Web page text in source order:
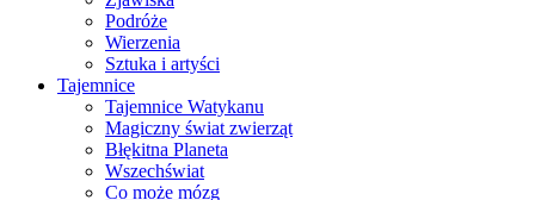
Podróże
Wierzenia
Sztuka i artyści
Tajemnice
Tajemnice Watykanu
Magiczny świat zwierząt
Błękitna Planeta
Wszechświat
Co może mózg